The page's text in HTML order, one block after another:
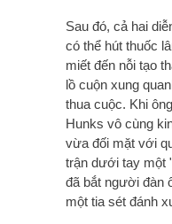
Sau đó, cả hai
có thể hút thuốc
miết đến nỗi tạo
lồ cuộn xung
thua cuộc. Khi
Hunks vô cùng
vừa đối mặt với
trận dưới tay một
đã bắt người đàn
một tia sét đánh